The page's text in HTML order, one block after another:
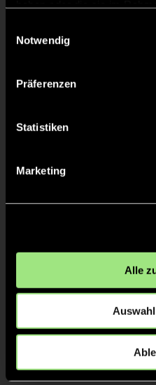
Notwendig
Präferenzen
Statistiken
Marketing
Alle
MagaliA.